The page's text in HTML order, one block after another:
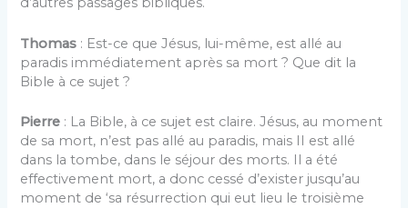
Thomas : Est-ce que Jésus, lui-même, est allé au
paradis immédiatement après sa mort ? Que dit la
Bible à ce sujet ?
Pierre : La Bible, à ce sujet est claire. Jésus, au moment
de sa mort, n’est pas allé au paradis, mais II est allé
dans la tombe, dans le séjour des morts. Il a été
effectivement mort, a donc cessé d’exister jusqu’au
moment de ‘sa résurrection qui eut lieu le troisième